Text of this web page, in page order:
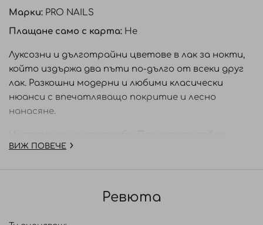
Марки: PRO NAILS
Плащане само с карта: Не
Луксозни и дълготрайни цветове в лак за нокти,
който издържа два пъти по-дълго от всеки друг
лак. Разкошни модерни и любими класически
нюанси с впечатляващо покритие и лесно
нанасяне.
ноктите преди да нанесете Основа LongWear
избрания цвят LongWear и оставете да изсъхне
ВИЖ ПОВЕЧЕ
Ревюта